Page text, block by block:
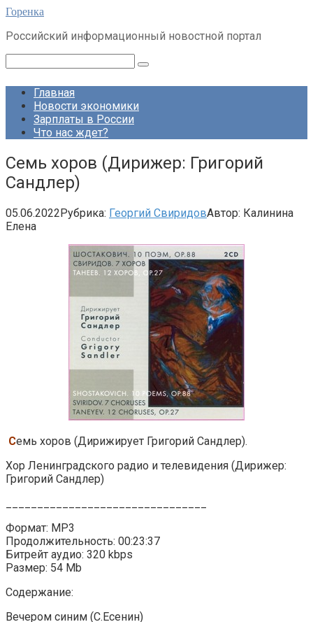
Перейти
контенту
Горенка
Российский информационный новостной портал
Главная
Новости экономики
Зарплаты в России
Что нас ждет?
Семь хоров (Дирижер: Григорий
Сандлер)
05.06.2022Рубрика: Георгий СвиридовАвтор: Калинина
Елена
Семь хоров (Дирижирует Григорий Сандлер).
Хор Ленинградского радио и телевидения (Дирижер:
Григорий Сандлер)
Формат: MP3
Продолжительность: 00:23:37
Битрейт аудио: 320 kbps
Размер: 54 Mb
Содержание:
Вечером синим (С.Есенин)